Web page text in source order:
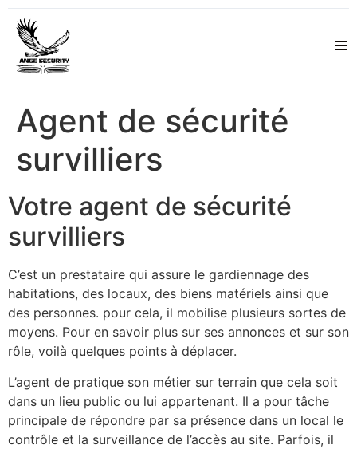
Agent de sécurité
survilliers
Votre agent de sécurité
survilliers
C’est un prestataire qui assure le gardiennage des
habitations, des locaux, des biens matériels ainsi que
des personnes. pour cela, il mobilise plusieurs sortes de
moyens. Pour en savoir plus sur ses annonces et sur son
rôle, voilà quelques points à déplacer.
L’agent de pratique son métier sur terrain que cela soit
dans un lieu public ou lui appartenant. Il a pour tâche
principale de répondre par sa présence dans un local le
contrôle et la surveillance de l’accès au site. Parfois, il